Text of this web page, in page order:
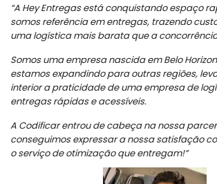
“A Hey Entregas está conquistando espaço
somos referência em entregas, trazendo
uma logística mais barata que a
Somos uma empresa nascida em Belo
estamos expandindo para outras regiões,
interior a praticidade de uma empresa de
entregas rápidas e acessíveis.
A Codificar entrou de cabeça na nossa
conseguimos expressar a nossa satisfação
o serviço de otimização que entregam!”